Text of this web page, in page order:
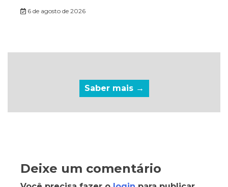
6 de agosto de 2026
Saber mais →
Deixe um comentário